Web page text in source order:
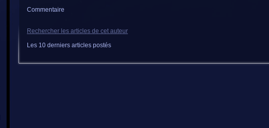
Commentaire
Rechercher les articles de cet auteur
Les 10 derniers articles postés